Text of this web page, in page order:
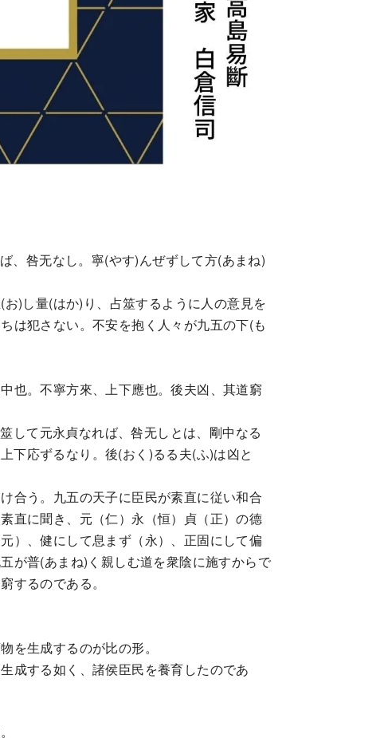
、咎无なし。寧(やす)んぜずして方(あまね)
)し量(はか)り、占筮するように人の意見を
は犯さない。不安を抱く人々が九五の下(も
也。不寧方來、上下應也。後夫凶、其道窮
して元永貞なれば、咎无しとは、剛中なる
下応ずるなり。後(おく)るる夫(ふ)は凶と
合う。九五の天子に臣民が素直に従い和合
直に聞き、元（仁）永（恒）貞（正）の德
）、健にして息まず（永）、正固にして偏
が普(あまね)く親しむ道を衆陰に施すからで
するのである。
を生成するのが比の形。
成する如く、諸侯臣民を養育したのであ